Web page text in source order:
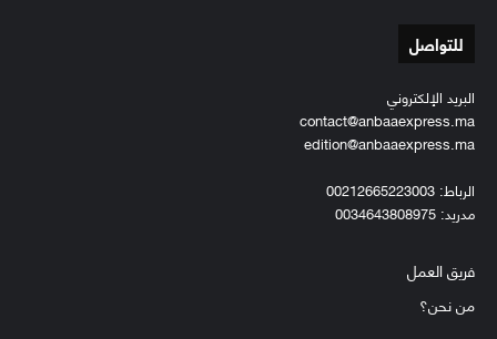
للتواصل
البريد الإلكتروني
contact@anbaaexpress.ma
edition@anbaaexpress.ma
الرباط: 00212665223003
مدريد: 0034643808975
فريق العمل
من نحن؟